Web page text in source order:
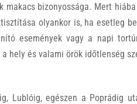
bizonyossága. Mert
olyankor is, ha esetleg
események vagy a napi
hely és valami örök időtlenség
Lublóig, egészen a Poprádig